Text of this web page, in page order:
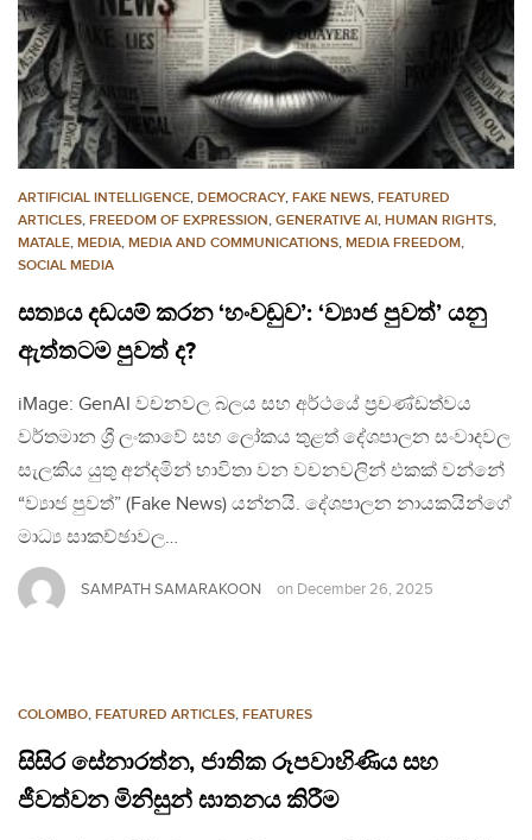
ARTIFICIAL INTELLIGENCE, DEMOCRACY, FAKE NEWS, FEATURED
ARTICLES, FREEDOM OF EXPRESSION, GENERATIVE AI, HUMAN RIGHTS,
MATALE, MEDIA, MEDIA AND COMMUNICATIONS, MEDIA FREEDOM,
SOCIAL MEDIA
සත්‍යය දඩයම් කරන ‘හංවඩුව’: ‘ව්‍යාජ පුවත්’ යනු
ඇත්තටම පුවත් ද?
iMage: GenAI වචනවල බලය සහ අර්ථයේ ප්‍රචණ්ඩත්වය
වර්තමාන ශ්‍රී ලංකාවේ සහ ලෝකය තුළත් දේශපාලන සංවාදවල
සැලකිය යුතු අන්දමින් භාවිතා වන වචනවලින් එකක් වන්නේ
“ව්‍යාජ පුවත්” (Fake News) යන්නයි. දේශපාලන නායකයින්ගේ
මාධ්‍ය සාකච්ඡාවල…
SAMPATH SAMARAKOON on December 26, 2025
COLOMBO, FEATURED ARTICLES, FEATURES
සිසිර සේනාරත්න, ජාතික රූපවාහිණිය සහ
ජීවත්වන මිනිසුන් ඝාතනය කිරීම